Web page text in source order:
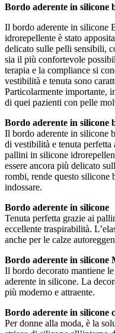
Bordo aderente in silicone
Il bordo aderente in silicone
idrorepellente è stato
delicato sulle pelli sensibili,
sia il più confortevole
terapia e la compliance si
vestibilità e tenuta sono
Particolarmente importante,
di quei pazienti con pelle
Bordo aderente in silicone
Il bordo aderente in silicone
di vestibilità e tenuta
pallini in silicone
essere ancora più delicato
rombi, rende questo silicone
indossare.
Bordo aderente in silicone
Tenuta perfetta grazie ai
eccellente traspirabilità.
anche per le calze
Bordo aderente in silicone
Il bordo decorato mantiene
aderente in silicone. La
più moderno e attraente.
Bordo aderente in silicone
Per donne alla moda, è la